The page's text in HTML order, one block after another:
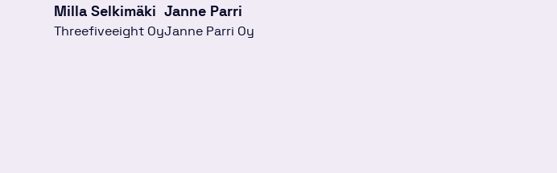
Milla Selkimäki
Threefiveeight Oy
Janne Parri
Janne Parri Oy